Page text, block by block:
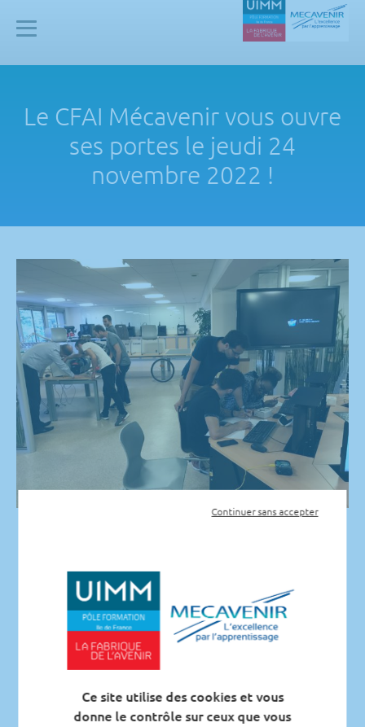
Ce site utilise des cookies et vous
donne le contrôle sur ceux que vous
Continuer sans accepter
Mecavenir
Le CFAI Mécavenir vous ouvre
ses portes le jeudi 24
novembre 2022 !
Le CFAI Mécavenir invite le grand public et notamment les jeunes
collégiens et lycéens à découvrir la diversité des métiers du
secteur de l’industrie,un secteur dynamique, riche et plein
d’opportunités !
Pour vous inscrire à la journée porte ouverte, inscrivez-vous dès
Inscriptions aux Journées Portes Ouvertes – Mantes-la-ville